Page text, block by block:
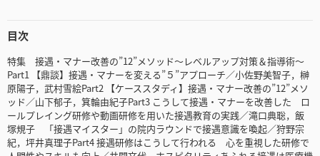
目次
特集 接遇・マナー改善の”12”メソッド～レベルアップ対策＆指導術～
Part1 【鼎談】接遇・マナーを変える”５”アプローチ／小佐野美智子，榊
原陽子，武村雪絵Part2 【ケーススタディ】接遇・マナー改善の”12”メソ
ッド／山下郁子，箕輪由紀子Part3 こうして接遇・マナーを改善した ロ
ールプレイング研修や動画研修を用いた接遇教育の実践／滝口典聡，飯
塚規子 「接遇マイスター」の院内ラウンドで接遇意識を喚起／狩野宗
紀，坪井真理子Part4 接遇研修はこうして行われる 心を重視した研修で